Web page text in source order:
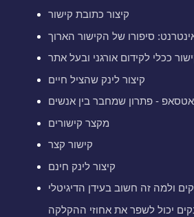
קיצור כתובת קישור
סיפורו של הקישור הארוך
ככלי לקידום אורגני ובעל אתר
קיצור לינק שהציל חיים
- פתרון שמחבר בין אנשים
מקצר קישורים
קישור קצר
קיצור לינק חינם
יכול לשפר את אחוזי ההקלקה